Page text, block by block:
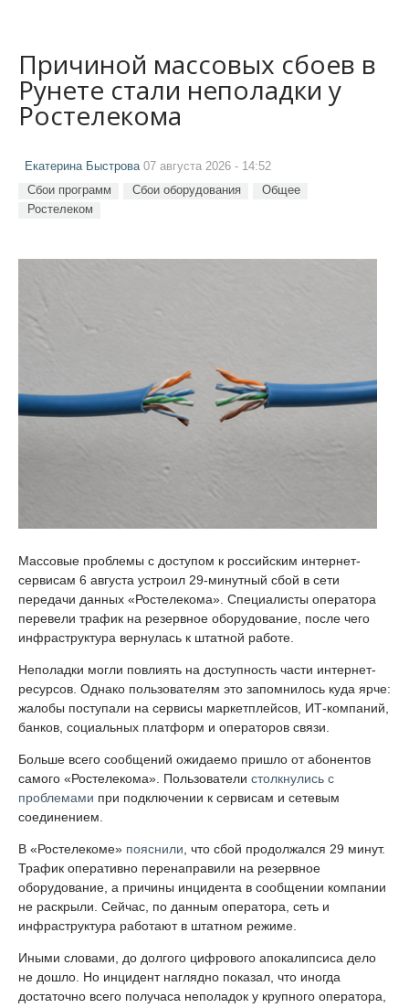
Причиной массовых сбоев в
Рунете стали неполадки у
Ростелекома
Екатерина Быстрова07 августа 2026 - 14:52
Сбои программ Сбои оборудования
Общее
Ростелеком
Массовые проблемы с доступом к российским интернет-
сервисам 6 августа устроил 29-минутный сбой в сети
передачи данных «Ростелекома». Специалисты оператора
перевели трафик на резервное оборудование, после чего
инфраструктура вернулась к штатной работе.
Неполадки могли повлиять на доступность части интернет-
ресурсов. Однако пользователям это запомнилось куда ярче:
жалобы поступали на сервисы маркетплейсов, ИТ-компаний,
банков, социальных платформ и операторов связи.
Больше всего сообщений ожидаемо пришло от абонентов
самого «Ростелекома». Пользователи столкнулись с
проблемами при подключении к сервисам и сетевым
соединением.
В «Ростелекоме» пояснили , что сбой продолжался 29 минут.
Трафик оперативно перенаправили на резервное
оборудование, а причины инцидента в сообщении компании
не раскрыли. Сейчас, по данным оператора, сеть и
инфраструктура работают в штатном режиме.
Иными словами, до долгого цифрового апокалипсиса дело
не дошло. Но инцидент наглядно показал, что иногда
достаточно всего получаса неполадок у крупного оператора,